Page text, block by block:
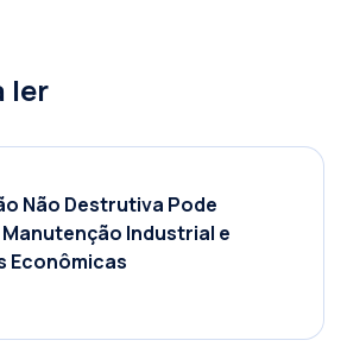
ler
Não Destrutiva Pode
Industrial e
Econômicas